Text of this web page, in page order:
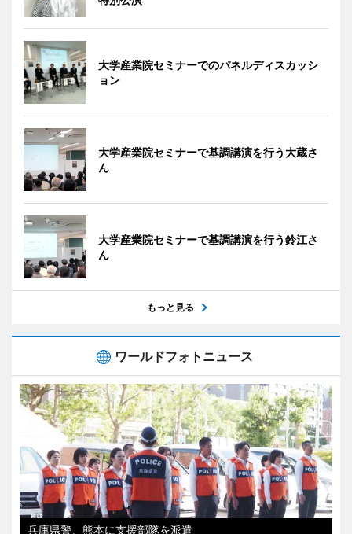
大学産業院セミナーでのパネルディスカッシ
ョン
大学産業院セミナーで基調講演を行う大蔵さ
ん
大学産業院セミナーで基調講演を行う鈴江さ
ん
もっと見る
ワールドフォトニュース
兵庫県警、熊本に支援部隊を派遣